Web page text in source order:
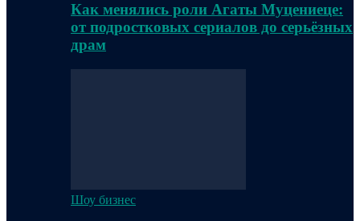
Как менялись роли Агаты Муцениеце:
от подростковых сериалов до серьёзных
драм
Шоу бизнес